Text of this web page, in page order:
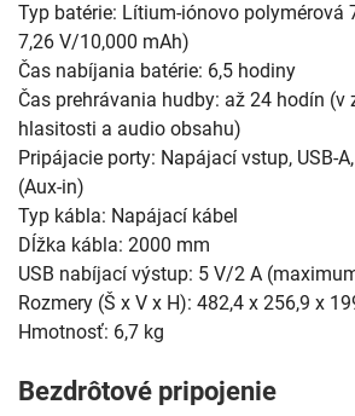
Typ batérie: Lítium-iónovo polymérová
7,26 V/10,000 mAh)
Čas nabíjania batérie: 6,5 hodiny
Čas prehrávania hudby: až 24 hodín
hlasitosti a audio obsahu)
Pripájacie porty: Napájací vstup, USB-
(Aux-in)
Typ kábla: Napájací kábel
Dĺžka kábla: 2000 mm
USB nabíjací výstup: 5 V/2 A
Rozmery (Š x V x H): 482,4 x 256,9 x
Hmotnosť: 6,7 kg
Bezdrôtové pripojenie